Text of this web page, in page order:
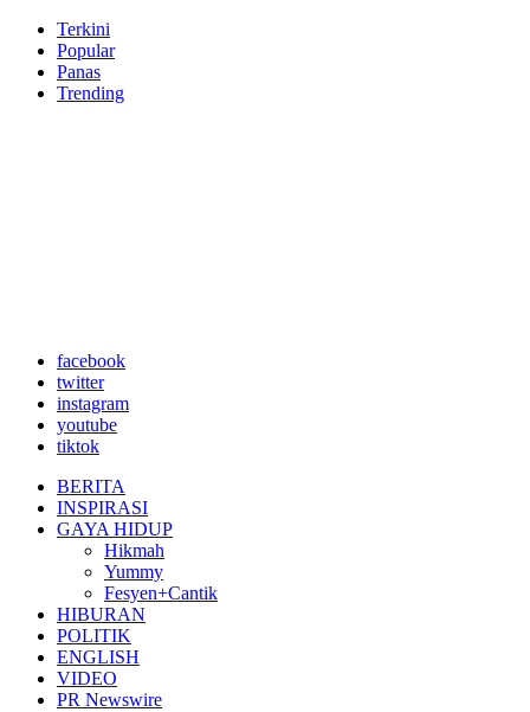
Terkini
Popular
Panas
Trending
facebook
twitter
instagram
youtube
tiktok
BERITA
INSPIRASI
GAYA HIDUP
Hikmah
Yummy
Fesyen+Cantik
HIBURAN
POLITIK
ENGLISH
VIDEO
PR Newswire